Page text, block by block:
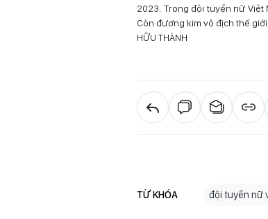
2023. Trong đội tuyển nữ Việt
Còn đương kim vô địch thế
HỮU THÀNH
TỪ KHÓA đội tuyển nữ